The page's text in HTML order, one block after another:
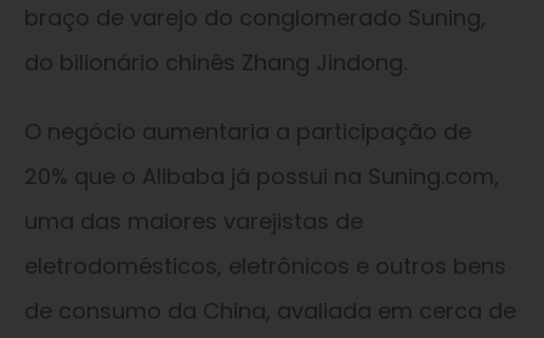
braço de varejo do conglomerado Suning,
do bilionário chinês Zhang Jindong.
O negócio aumentaria a participação de
20% que o Alibaba já possui na Suning.com,
uma das maiores varejistas de
eletrodomésticos, eletrônicos e outros bens
de consumo da China, avaliada em cerca de